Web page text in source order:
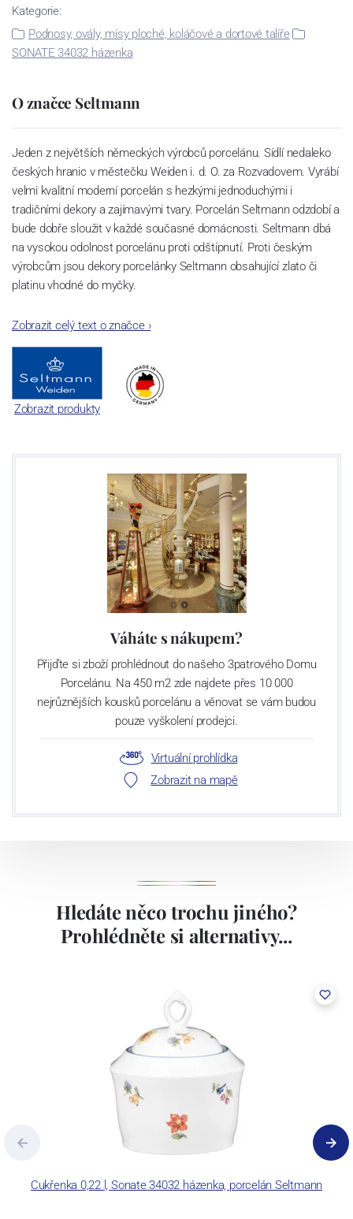
Kategorie:
Podnosy, ovály, mísy ploché, koláčové a dortové talíře
SONATE 34032 házenka
O značce Seltmann
Jeden z největších německých výrobců porcelánu. Sídlí nedaleko
českých hranic v městečku Weiden i. d. O. za Rozvadovem. Vyrábí
velmi kvalitní moderní porcelán s hezkými jednoduchými i
tradičními dekory a zajímavými tvary. Porcelán Seltmann odzdobí a
bude dobře sloužit v každé současné domácnosti. Seltmann dbá
na vysokou odolnost porcelánu proti odštípnutí. Proti českým
výrobcům jsou dekory porcelánky Seltmann obsahující zlato či
platinu vhodné do myčky.
Zobrazit celý text o značce›
Zobrazit produkty
Váháte s nákupem?
Přijďte si zboží prohlédnout do našeho 3patrového Domu
Porcelánu. Na 450 m2 zde najdete přes 10 000
nejrůznějších kousků porcelánu a věnovat se vám budou
pouze vyškolení prodejci.
Virtuální prohlídka
Zobrazit na mapě
Hledáte něco trochu jiného?
Prohlédněte si alternativy...
Cukřenka 0,22 l, Sonate 34032 házenka, porcelán Seltmann